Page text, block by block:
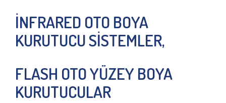
İNFRARED OTO BOYA
KURUTUCU SİSTEMLER,
FLASH OTO YÜZEY BOYA
KURUTUCULAR